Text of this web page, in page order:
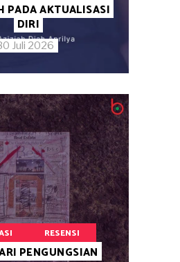
PADA AKTUALISASI
DIRI
Juli 2026
RESENSI
PENGUNGSIAN